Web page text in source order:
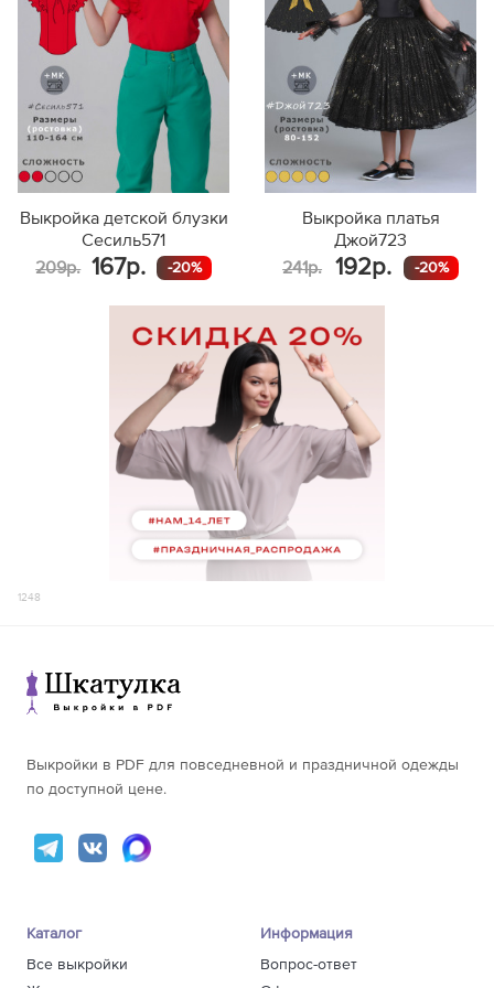
146
Выкройка детской блузки
Сесиль571
209р.
167р. -20%
Выкройка платья
Джой723
241р.
192р. -20%
1248
Выкройки в PDF для повседневной и праздничной одежды
по доступной цене.
Каталог
Все выкройки
Информация
Вопрос-ответ